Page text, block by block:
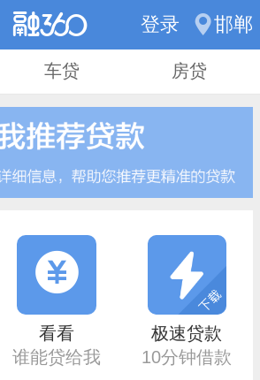
登录 邯郸
车贷 房贷
看看
谁能贷给我
极速贷款
10分钟借款